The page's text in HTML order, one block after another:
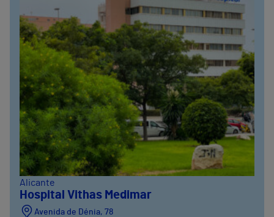
Alicante
Hospital Vithas Medimar
Avenida de Dénia, 78